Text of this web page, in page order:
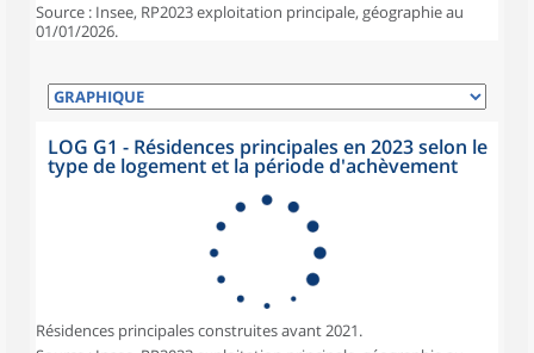
Source : Insee, RP2023 exploitation principale, géographie au
01/01/2026.
LOG G1 - Résidences principales en 2023 selon le
type de logement et la période d'achèvement
Résidences principales construites avant 2021.